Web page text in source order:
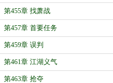
第455章 找萧战
第457章 首要任务
第459章 误判
第461章 江湖义气
第463章 抢夺